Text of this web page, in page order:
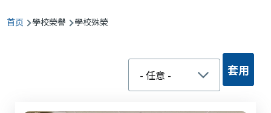
面
包
首页 學校榮譽 學校殊榮